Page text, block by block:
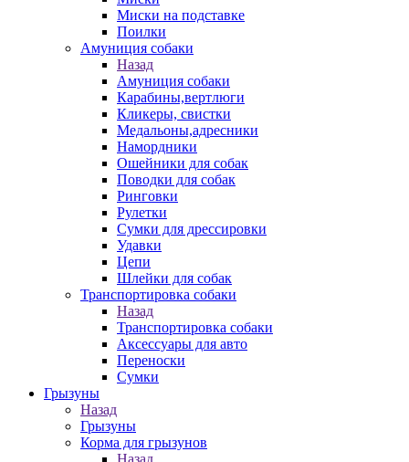
Миски на подставке
Поилки
Амуниция собаки
Назад
Амуниция собаки
Карабины,вертлюги
Кликеры, свистки
Медальоны,адресники
Намордники
Ошейники для собак
Поводки для собак
Ринговки
Рулетки
Сумки для дрессировки
Удавки
Цепи
Шлейки для собак
Транспортировка собаки
Назад
Транспортировка собаки
Аксессуары для авто
Переноски
Сумки
Грызуны
Назад
Грызуны
Корма для грызунов
Назад